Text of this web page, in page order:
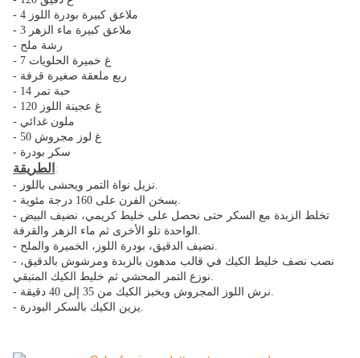
- 3 ملاعق كبيرة ماء الزهر
- ربع ملعقة صغيرة قرفة
- 14 حبة تمر
- 50 غ لوز مجروش
- سكر بودرة
الطريقة:
- نزيل نواة التمر ويحشى باللوز.
- يسخن الفرن على 160 درجة مئوية.
- تخلط الزبدة مع السكر حتى نحصل على خليط كريمي، نضيف البيض
الواحدة تلو الأخرى ثم ماء الزهر والقرفة.
- نضيف الدقيق، بودرة اللوز، الخميرة والملح.
- نصب نصف خليط الكيك في قالب مدهون بالزبدة ومرشوش بالدقيق،
نوزع التمر المحشي ثم خليط الكيك المتبقي.
- نرش اللوز المجروش ويخبز الكيك من 35 إلى 40 دقيقة.
- يزين الكيك بالسكر البودرة.